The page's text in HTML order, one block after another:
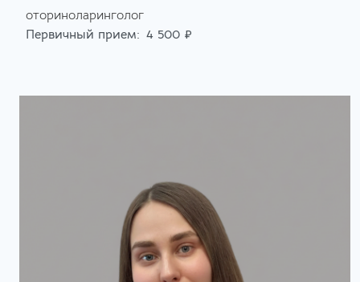
оториноларинголог
Первичный прием: 4 500 ₽